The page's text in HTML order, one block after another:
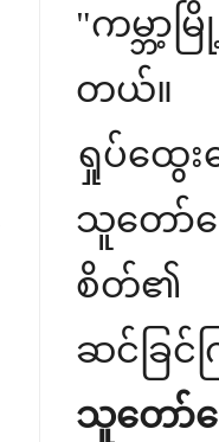
"ကမ္ဘာ့မ
တယ်။
ရှုပ်ထွေ
သူတော်
စိတ်၏ တိ
ဆင်ခြ
သူတော်က